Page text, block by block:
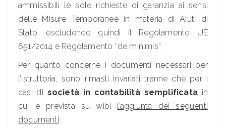
ammissibili le sole richieste di garanzia ai sensi
delle Misure Temporanee in materia di Aiuti di
Stato, escludendo quindi il Regolamento UE
651/2014 e Regolamento “de minimis”.
Per quanto concerne i documenti necessari per
l’istruttoria, sono rimasti invariati tranne che per i
casi di società in contabilità semplificatain
cui è prevista su wibi l’aggiunta dei seguenti
documenti: